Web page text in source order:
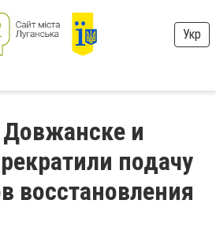
Укр
Довжанске и
подачу
восстановления